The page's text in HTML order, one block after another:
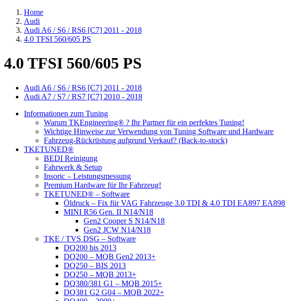
Home
Audi
Audi A6 / S6 / RS6 [C7] 2011 - 2018
4.0 TFSI 560/605 PS
4.0 TFSI 560/605 PS
Audi A6 / S6 / RS6 [C7] 2011 - 2018
Audi A7 / S7 / RS7 [C7] 2010 - 2018
Informationen zum Tuning
Warum TKEngineering® ? Ihr Partner für ein perfektes Tuning!
Wichtige Hinweise zur Verwendung von Tuning Software und Hardware
Fahrzeug-Rückrüstung aufgrund Verkauf? (Back-to-stock)
TKETUNED®
BEDI Reinigung
Fahrwerk & Setup
Insoric – Leistungsmessung
Premium Hardware für Ihr Fahrzeug!
TKETUNED® – Software
Öldruck – Fix für VAG Fahrzeuge 3.0 TDI & 4.0 TDI EA897 EA898
MINI R56 Gen. II N14/N18
Gen2 Cooper S N14/N18
Gen2 JCW N14/N18
TKE / TVS DSG – Software
DQ200 bis 2013
DQ200 – MQB Gen2 2013+
DQ250 – BIS 2013
DQ250 – MQB 2013+
DQ380/381 G1 – MQB 2015+
DQ381 G2 G04 – MQB 2022+